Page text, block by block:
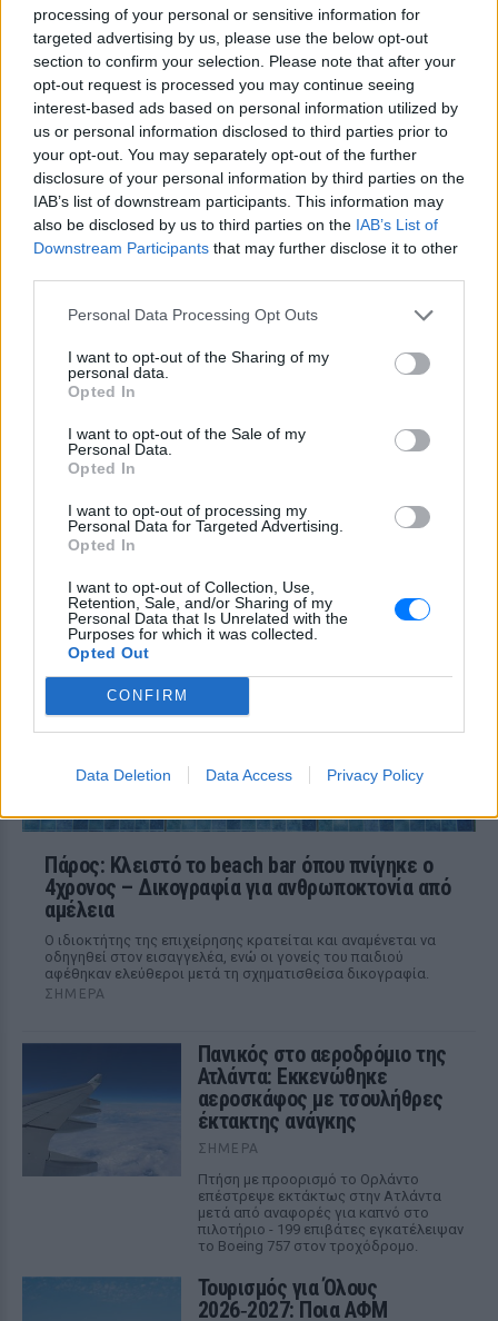
processing of your personal or sensitive information for
targeted advertising by us, please use the below opt-out
section to confirm your selection. Please note that after your
opt-out request is processed you may continue seeing
interest-based ads based on personal information utilized by
us or personal information disclosed to third parties prior to
your opt-out. You may separately opt-out of the further
disclosure of your personal information by third parties on the
IAB’s list of downstream participants. This information may
also be disclosed by us to third parties on the IAB’s List of
Downstream Participants that may further disclose it to other
Personal Data Processing Opt Outs
I want to opt-out of the Sharing of my
personal data.
Opted In
I want to opt-out of the Sale of my
Personal Data.
Opted In
I want to opt-out of processing my
Personal Data for Targeted Advertising.
Opted In
I want to opt-out of Collection, Use,
Retention, Sale, and/or Sharing of my
Personal Data that Is Unrelated with the
Purposes for which it was collected.
Opted Out
CONFIRM
Data Deletion Data Access Privacy Policy
Ισραηλινό ΥΠΕΞ προς τουρίστες
στην Ελλάδα: «Κρύψτε ότι
είστε Ισραηλινοί» λόγω
διαδηλώσεων
ΣΉΜΕΡΑ
Ταξιδιωτική προειδοποίηση εξέδωσε το
ισραηλινό υπουργείο Εξωτερικών ενόψει
της «ημέρας οργής» φιλοπαλαιστινιακών
οργανώσεων σε 36 σημεία της χώρας.
Επιτρέπεται να προσπεράσεις
ΣΉΜΕΡΑ
Ο Κώδικας Οδικής Κυκλοφορίας δεν
απαγορεύει την προσπέραση οχήματος
Επίθεση στον Ερυθρό Σταυρό:
σε πόρτες ‑ Τι καταγγέλλει η
ΠΟΕΔΗΝ για τους φύλακες
Το περιστατικό βίας στα Επείγοντα
σημειώθηκε τα ξημερώματα του
Σαββάτου - ο πρόεδρος της ΠΟΕΔΗΝ
Μιχάλης Γιαννάκος ζητά ουσιαστικά
Πάρος: Κλειστό το beach bar όπου πνίγηκε ο
4χρονος – Δικογραφία για ανθρωποκτονία από
αμέλεια
Ο ιδιοκτήτης της επιχείρησης κρατείται και αναμένεται να
οδηγηθεί στον εισαγγελέα, ενώ οι γονείς του παιδιού
αφέθηκαν ελεύθεροι μετά τη σχηματισθείσα δικογραφία.
ΣΉΜΕΡΑ
Πανικός στο αεροδρόμιο της
Ατλάντα: Εκκενώθηκε
αεροσκάφος με τσουλήθρες
έκτακτης ανάγκης
ΣΉΜΕΡΑ
Πτήση με προορισμό το Ορλάντο
επέστρεψε εκτάκτως στην Ατλάντα
μετά από αναφορές για καπνό στο
πιλοτήριο - 199 επιβάτες εγκατέλειψαν
το Boeing 757 στον τροχόδρομο.
Τουρισμός για Όλους
2026‑2027: Ποια ΑΦΜ